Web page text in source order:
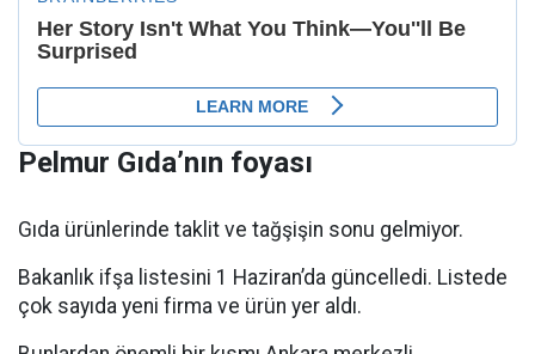
Pelmur Gıda’nın foyası
Gıda ürünlerinde taklit ve tağşişin sonu gelmiyor.
Bakanlık ifşa listesini 1 Haziran’da güncelledi. Listede
çok sayıda yeni firma ve ürün yer aldı.